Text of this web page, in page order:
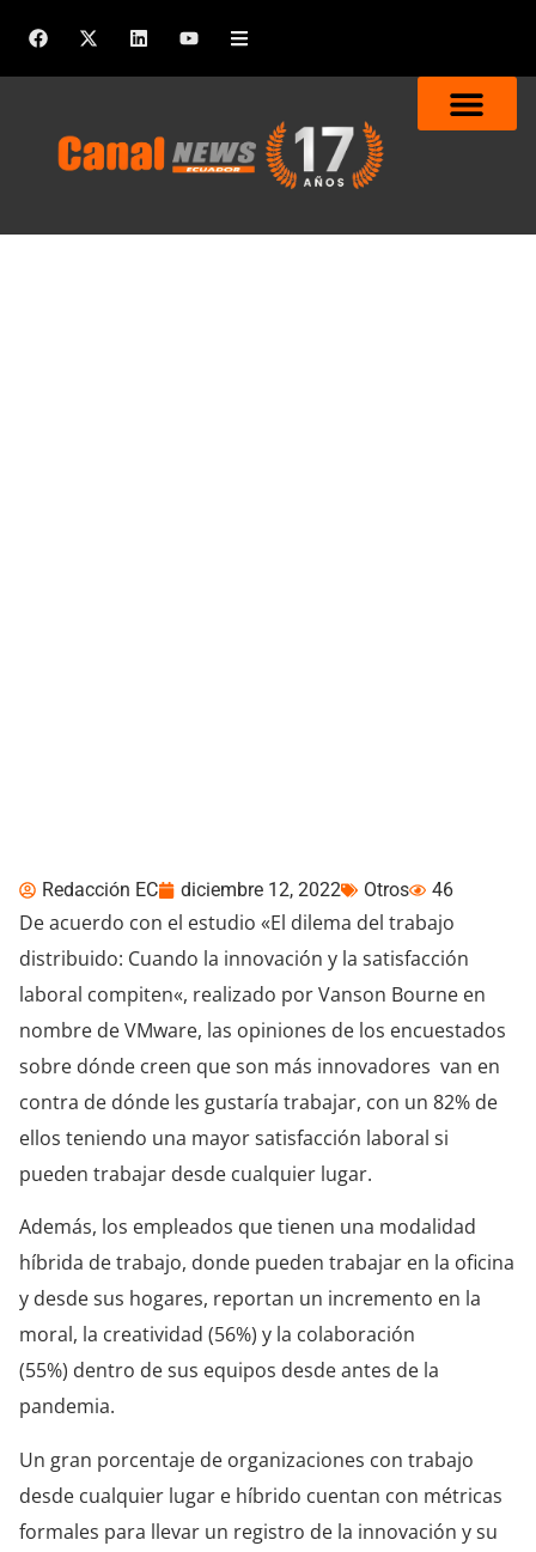
Redacción EC diciembre 12, 2022 Otros 46
De acuerdo con el estudio «El dilema del trabajo
distribuido: Cuando la innovación y la satisfacción
laboral compiten«, realizado por Vanson Bourne en
nombre de VMware, las opiniones de los encuestados
sobre dónde creen que son más innovadores van en
contra de dónde les gustaría trabajar, con un 82% de
ellos teniendo una mayor satisfacción laboral si
pueden trabajar desde cualquier lugar.
Además, los empleados que tienen una modalidad
híbrida de trabajo, donde pueden trabajar en la oficina
y desde sus hogares, reportan un incremento en la
moral, la creatividad (56%) y la colaboración
(55%) dentro de sus equipos desde antes de la
pandemia.
Un gran porcentaje de organizaciones con trabajo
desde cualquier lugar e híbrido cuentan con métricas
formales para llevar un registro de la innovación y su